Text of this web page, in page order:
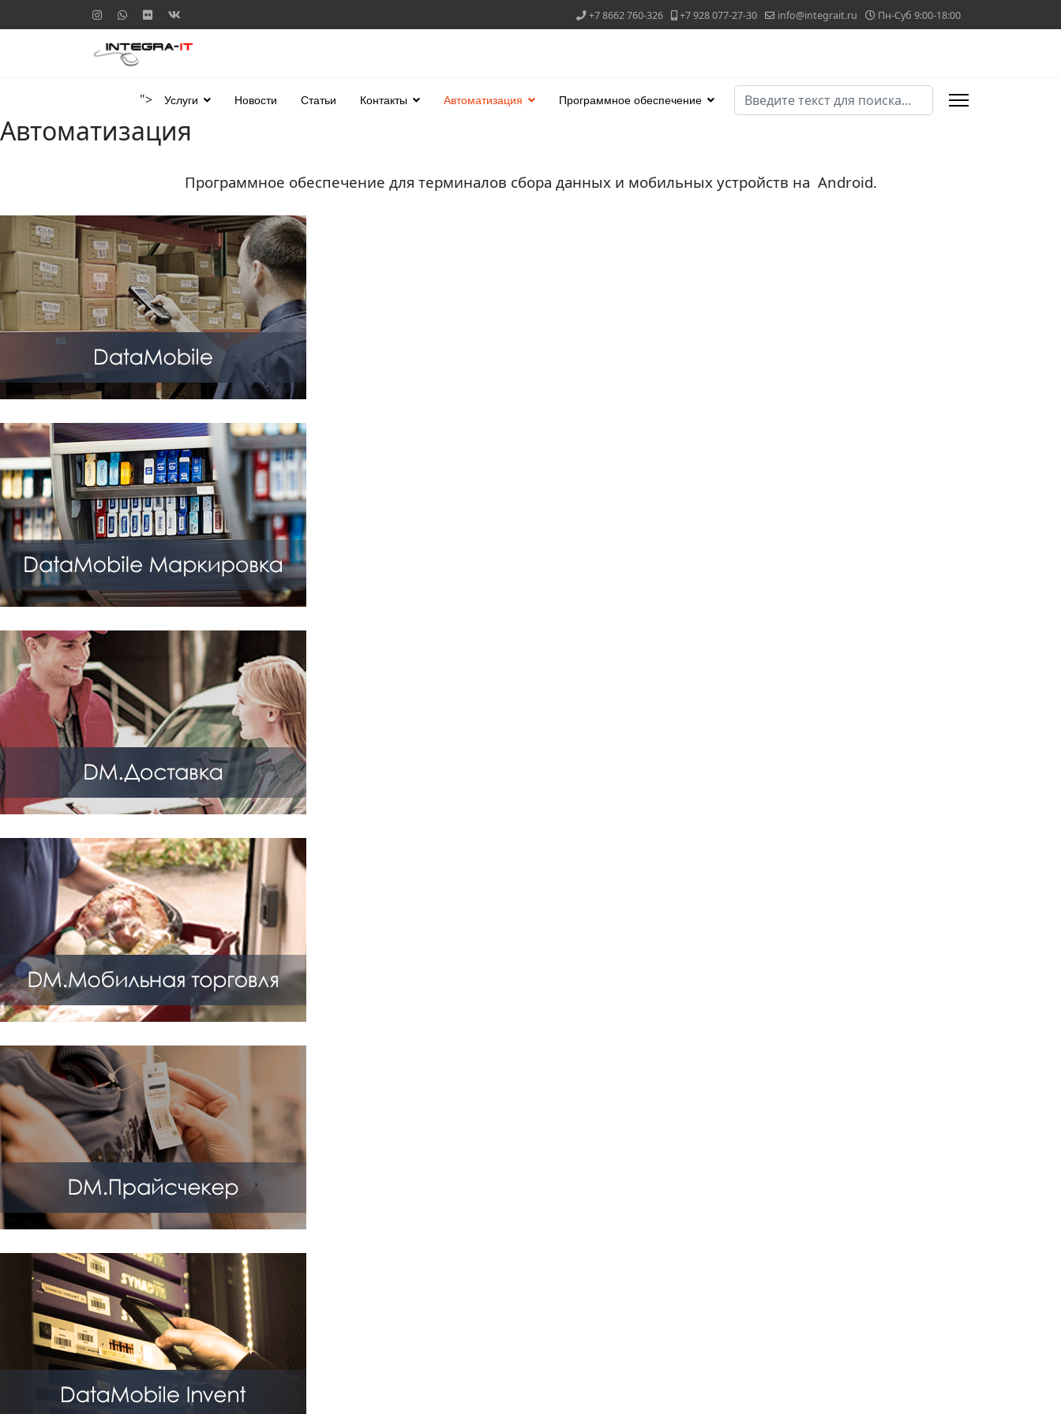
+7 8662 760-326 +7 928 077-27-30 info@integrait.ru Пн-Суб 9:00-18:00
"> Услуги Новости Статьи Контакты Автоматизация Программное обеспечение
Поиск
Автоматизация
Программное обеспечение для терминалов сбора данных и мобильных устройств на Android.